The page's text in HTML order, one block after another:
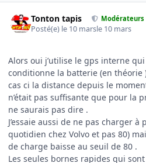
Tonton tapis Modérateurs
Posté(e) le 10 marsle 10 mars
Alors oui j’utilise le gps interne
conditionne la batterie (en théorie
cas ci la distance depuis le
n’était pas suffisante que pour la
ne saurais pas dire .
J’essaie aussi de ne pas charger à
quotidien chez Volvo et pas 80)
de charge baisse au seuil de 80 .
Les seules bornes rapides qui